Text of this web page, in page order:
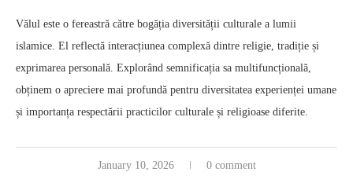
Vălul este o fereastră către bogăția diversității culturale a lumii
islamice. El reflectă interacțiunea complexă dintre religie, tradiție și
exprimarea personală. Explorând semnificația sa multifuncțională,
obținem o apreciere mai profundă pentru diversitatea experienței umane
și importanța respectării practicilor culturale și religioase diferite.
January 10, 2026 0 comment